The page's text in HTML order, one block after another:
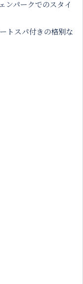
ンパークでのスタイ
トスパ付きの格別な